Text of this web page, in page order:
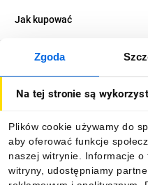
Zgoda
Na tej stronie są
Plików cookie używamy do
aby oferować funkcje
naszej witrynie. Informacje
witryny, udostępniamy
Jak kupować
O firmie
Informacje